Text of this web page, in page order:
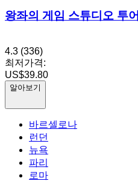
왕좌의 게임 스튜디오 투어
4.3 (336)
최저가격:
US$39.80
알아보기
바르셀로나
런던
뉴욕
파리
로마